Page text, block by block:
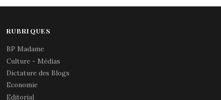
RUBRIQUES
BP Madame
Culture - Médias
Dictature des Blogs
Economie
Editorial